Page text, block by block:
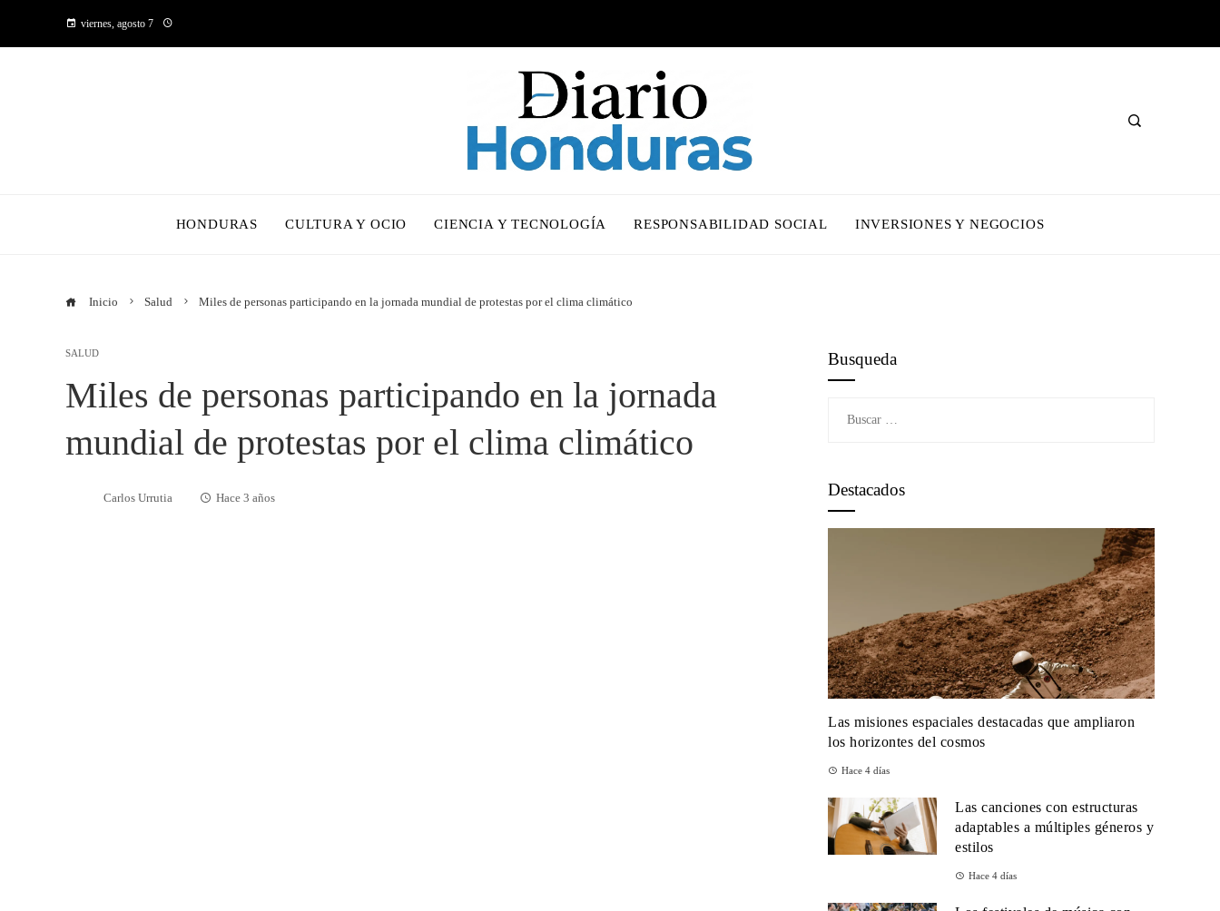
viernes, agosto 7
HONDURAS CULTURA Y OCIO CIENCIA Y TECNOLOGÍA RESPONSABILIDAD SOCIAL INVERSIONES Y NEGOCIOS
Inicio Salud Miles de personas participando en la jornada mundial de protestas por el clima climático
SALUD
Miles de personas participando en la jornada
mundial de protestas por el clima climático
Carlos Urrutia Hace 3 años
Busqueda
Destacados
Las misiones espaciales destacadas que ampliaron
los horizontes del cosmos
Hace 4 días
Las canciones con estructuras
adaptables a múltiples géneros y
estilos
Hace 4 días